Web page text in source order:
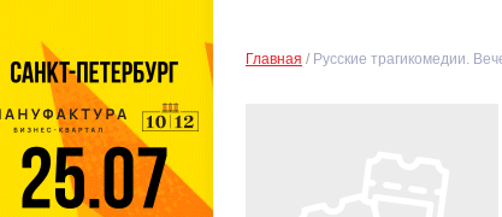
Главная Русские трагикомедии.